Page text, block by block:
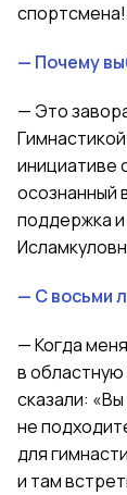
спортсмена!
— Почему
— Это
инициативе
осознанный
поддержка
— С восьми
— Когда
в областную
сказали:
не
для
и там